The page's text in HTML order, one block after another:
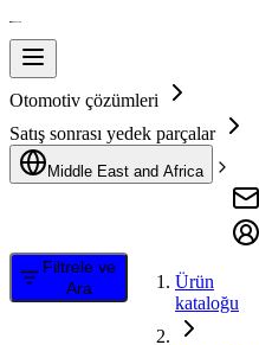
Otomotiv çözümleri
Satış sonrası yedek parçalar
Middle East and Africa
Filtrele ve
Ara
Ürün
kataloğu